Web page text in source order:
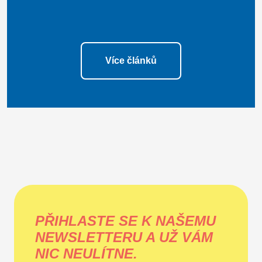
Více článků
PŘIHLASTE SE K NAŠEMU
NEWSLETTERU A UŽ VÁM
NIC NEULÍTNE.